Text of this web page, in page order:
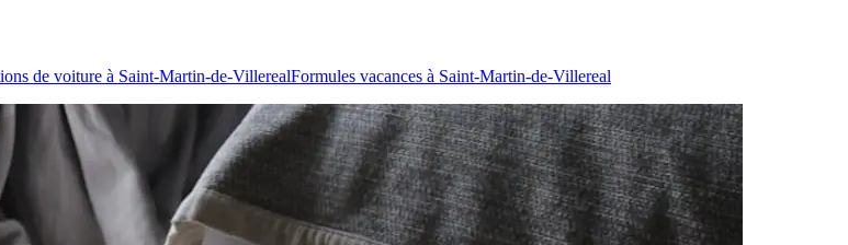
de voiture à Saint-Martin-de-VillerealFormules vacances à Saint-Martin-de-Villereal